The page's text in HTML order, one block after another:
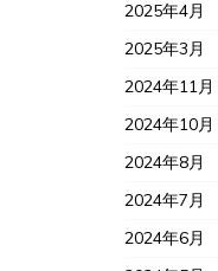
2025年4月
2025年3月
2024年11月
2024年10月
2024年8月
2024年7月
2024年6月